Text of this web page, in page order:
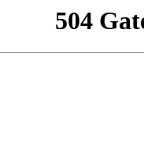
504